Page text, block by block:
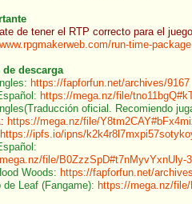
de tener el RTP correcto para el
run-time-package
de descarga
https://fapforfun.net/archives/9167
https://mega.nz/file/
oficial. Recomiendo
https://mega.nz/file/
https://ipfs.io/ipns/
file/B0ZzzSpD#t7nMyvYxnUly-
Woods: https://fapforfun.net/
de Leaf (Fangame): https://mega.nz/